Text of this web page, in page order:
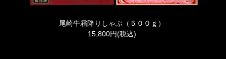
尾崎牛霜降りしゃぶ（５００ｇ）
15,800円(税込)